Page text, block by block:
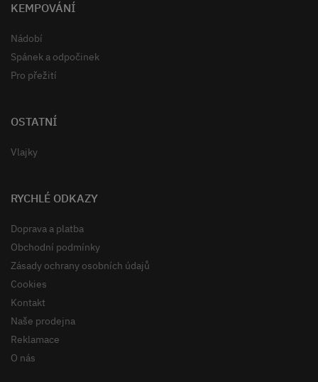
KEMPOVÁNÍ
Nádobí
Spánek a odpočinek
Pro přežití
OSTATNÍ
Vlajky
RYCHLÉ ODKAZY
Doprava a platba
Obchodní podmínky
Zásady ochrany osobních údajů
Cookies
Kontakt
Naše prodejna
Reklamace
O nás